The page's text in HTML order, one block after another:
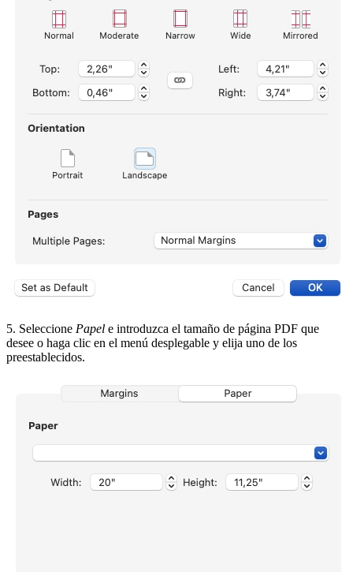
5. Seleccione Papel e introduzca el tamaño de página PDF que
desee o haga clic en el menú desplegable y elija uno de los
preestablecidos.